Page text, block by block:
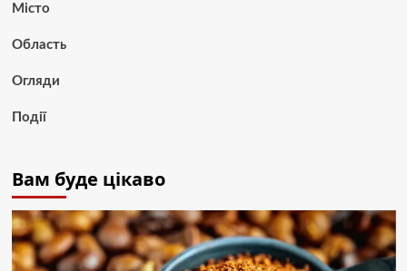
Місто
Область
Огляди
Події
Вам буде цікаво